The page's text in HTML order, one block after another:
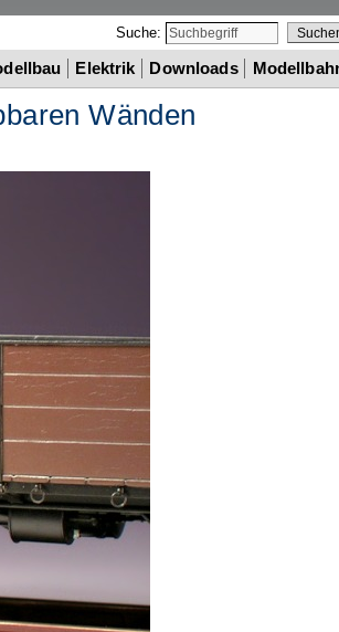
Suche:
Elektrik Downloads
Wänden